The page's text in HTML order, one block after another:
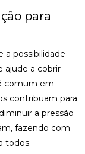
para
a possibilidade
ajude a cobrir
comum em
contribuam para
a pressão
fazendo com
todos.